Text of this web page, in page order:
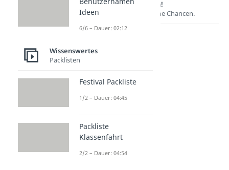
Lernen lohnt sich!
Entdecke hier deine Chancen.
Weitere Inhalte:
Wissenswertes
Hochzeitsjubiläen
Ideen
6/6 – Dauer: 02:12
Wissenswertes
Packlisten
Festival Packliste
1/2 – Dauer: 04:45
Packliste
Klassenfahrt
2/2 – Dauer: 04:54